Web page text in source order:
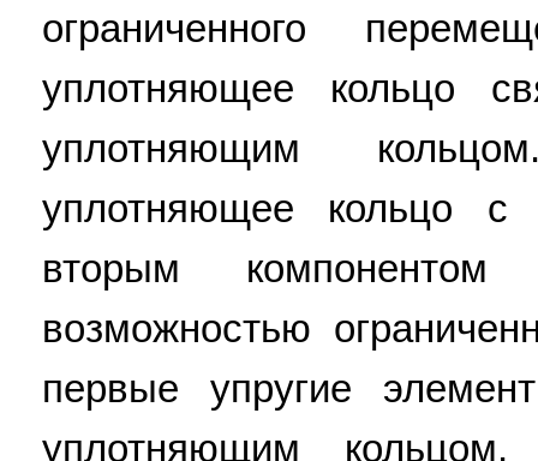
ограниченного
уплотняющее кольцо
уплотняющим
уплотняющее кольцо с
вторым
возможностью
первые упругие
уплотняющим